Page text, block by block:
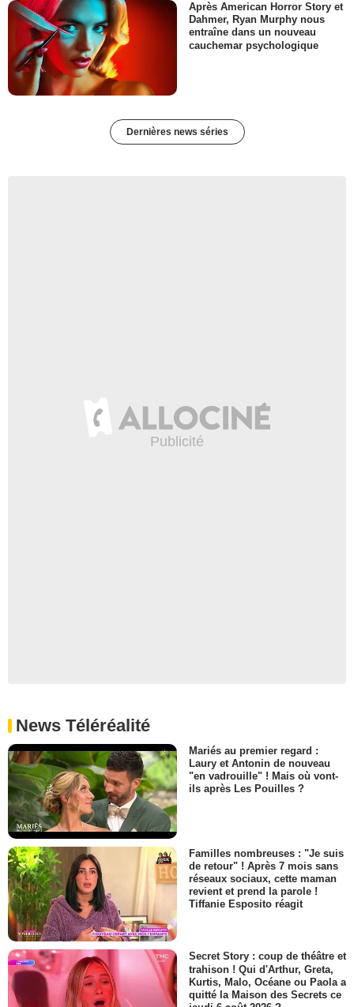
Après American Horror Story et
Dahmer, Ryan Murphy nous
entraîne dans un nouveau
cauchemar psychologique
Dernières news séries
News Téléréalité
Mariés au premier regard :
Laury et Antonin de nouveau
"en vadrouille" ! Mais où vont-
ils après Les Pouilles ?
Familles nombreuses : "Je suis
de retour" ! Après 7 mois sans
réseaux sociaux, cette maman
revient et prend la parole !
Tiffanie Esposito réagit
Secret Story : coup de théâtre et
trahison ! Qui d'Arthur, Greta,
Kurtis, Malo, Océane ou Paola a
quitté la Maison des Secrets ce